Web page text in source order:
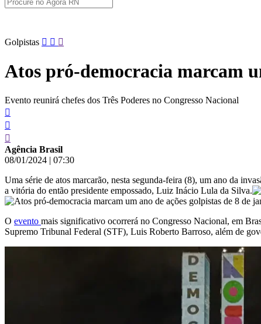
Pular
para
conteúdo
Golpistas
Atos pró-democracia marcam
Evento reunirá chefes dos Três Poderes no Congresso Nacional
Agência Brasil
08/01/2024 | 07:30
Uma série de atos marcarão, nesta segunda-feira (8), um ano da
a vitória do então presidente empossado, Luiz Inácio Lula da Silva.
O evento mais significativo ocorrerá no Congresso Nacional, em
Supremo Tribunal Federal (STF), Luis Roberto Barroso, além de